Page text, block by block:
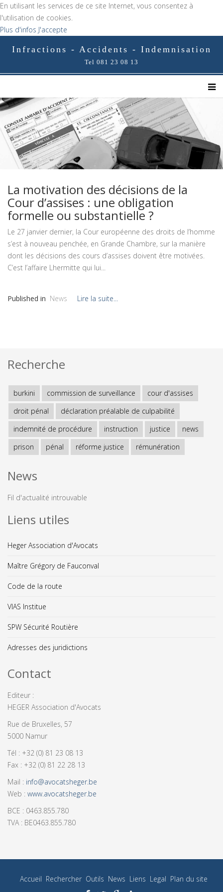
En utilisant les services de ce site Internet, vous consentez à
l'utilisation de cookies.
Plus d'infos J'accepte
Infractions - Accidents - Indemnisation
Tel 081 23 08 13
La motivation des décisions de la
Cour d’assises : une obligation
formelle ou substantielle ?
Le 27 janvier dernier, la Cour européenne des droits de l’homme
s’est à nouveau penchée, en Grande Chambre, sur la manière
dont les décisions des cours d’assises doivent être motivées.
C’est l’affaire Lhermitte qui lui...
Published in News Lire la suite...
Recherche
burkini commission de surveillance
cour d'assises
droit pénal
déclaration préalable de culpabilité
indemnité de procédure
instruction justice
news
prison
pénal réforme justice rémunération
News
Fil d'actualité introuvable
Liens utiles
Heger Association d'Avocats
Maître Grégory de Fauconval
Code de la route
VIAS Institue
SPW Sécurité Routière
Adresses des juridictions
Contact
Editeur :
HEGER Association d'Avocats
Rue de Bruxelles, 57
5000 Namur
Tél : +32 (0) 81 23 08 13
Fax : +32 (0) 81 22 28 13
Mail : info@avocatsheger.be
Web : www.avocatsheger.be
BCE : 0463.855.780
TVA : BE0463.855.780
Accueil Rechercher Outils News Liens Legal Plan du site